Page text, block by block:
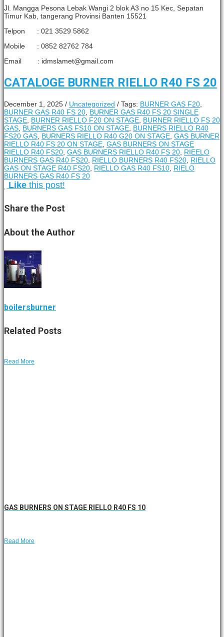
Jl. Mangga Pesona Lebak Wangi 2 blok A3 no 15 Kec, Sepatan
Timur Kab, tangerang Provinsi Banten 15521
Telpon : 021 3529 5862
Mobile : 0852 82762 784
Email : idmslamet@gmail.com
CATALOGE BURNER RIELLO R40 FS 20
December 1, 2025 / Uncategorized / Tags: BURNER GAS F20
BURNER GAS R40 FS 20 BURNER GAS R40 FS 20 SINGLE
STAGE BURNER RIELLO F20 ON STAGE BURNER RIELLO FS 20
GAS BURNERS GAS FS10 ON STAGE BURNERS RIELLO R40
FS20 GAS BURNERS RIELLO R40 G20 ON STAGE GAS BURNER
RIELLO R40 FS 20 ON STAGE GAS BURNERS ON STAGE
RIELLO R40 FS20 GAS BURNERS RIELLO R40 FS 20 RIEELO
BURNERS GAS R40 FS20 RIELLO BURNERS R40 FS20 RIELLO
GAS ON STAGE R40 FS20 RIELLO GAS R40 FS10 RIELO
BURNERS GAS R40 FS 20
Like this post!
Sharethe Post
About the Author
boilersburner
Related Posts
Read More
GAS BURNERS ON STAGE RIELLO R40 FS 10
Read More